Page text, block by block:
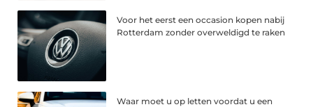
Voor het eerst een occasion kopen nabij
Rotterdam zonder overweldigd te raken
Waar moet u op letten voordat u een